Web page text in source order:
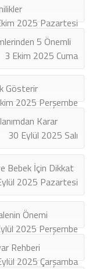
2025 Pazartesi
5 Önemli
3 Ekim 2025 Cuma
Gösterir
2025 Perşembe
Karar
30 Eylül 2025 Salı
Bebek İçin Dikkat
2025 Pazartesi
Önemi
2025 Perşembe
Rehberi
2025 Çarşamba